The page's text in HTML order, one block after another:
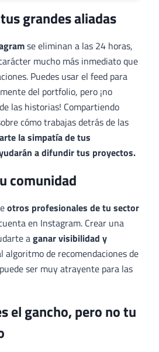
grandes aliadas
se eliminan a las 24 horas,
mucho más inmediato que
Puedes usar el feed para
del portfolio, pero ¡no
las historias! Compartiendo
cómo trabajas detrás de las
la simpatía de tus
a difundir tus proyectos.
comunidad
otros profesionales de tu sector
en Instagram. Crear una
aganar visibilidad y
algoritmo de recomendaciones de
ser muy atrayente para las
el gancho, pero no tu